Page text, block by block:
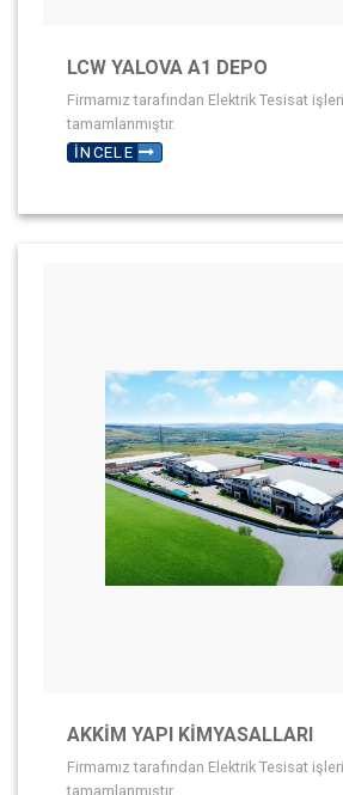
LCW YALOVA A1 DEPO
Firmamız tarafından Elektrik Tesisat işleri
tamamlanmıştır.
İNCELE
AKKİM YAPI KİMYASALLARI
Firmamız tarafından Elektrik Tesisat işleri
tamamlanmıştır.